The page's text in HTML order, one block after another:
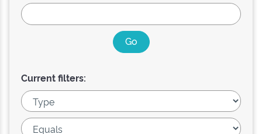
Current filters: